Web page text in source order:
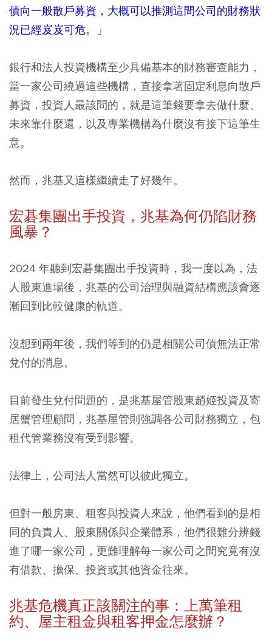
債向一般散戶募資，大概可以推測這間公司的財務狀
況已經岌岌可危。」
銀行和法人投資機構至少具備基本的財務審查能力，
當一家公司繞過這些機構，直接拿著固定利息向散戶
募資，投資人最該問的，就是這筆錢要拿去做什麼、
未來靠什麼還，以及專業機構為什麼沒有接下這筆生
意。
然而，兆基又這樣繼續走了好幾年。
宏碁集團出手投資，兆基為何仍陷財務
風暴？
2024 年聽到宏碁集團出手投資時，我一度以為，法
人股東進場後，兆基的公司治理與融資結構應該會逐
漸回到比較健康的軌道。
沒想到兩年後，我們等到的仍是相關公司債無法正常
兌付的消息。
目前發生兌付問題的，是兆基屋管股東趙姬投資及寄
居蟹管理顧問，兆基屋管則強調各公司財務獨立，包
租代管業務沒有受到影響。
法律上，公司法人當然可以彼此獨立。
但對一般房東、租客與投資人來說，他們看到的是相
同的負責人、股東關係與企業體系，他們很難分辨錢
進了哪一家公司，更難理解每一家公司之間究竟有沒
有借款、擔保、投資或其他資金往來。
兆基危機真正該關注的事：上萬筆租
約、屋主租金與租客押金怎麼辦？